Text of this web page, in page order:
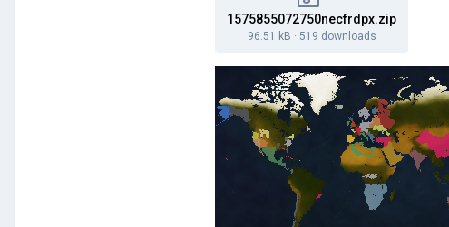
1575855072750necfrdpx.zip
96.51 kB · 519 downloads